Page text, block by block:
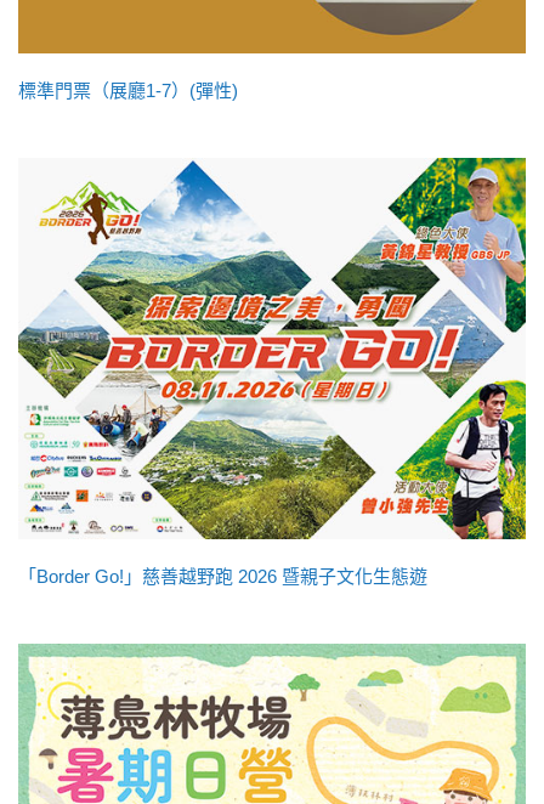
標準門票（展廳1-7）(彈性)
「Border Go!」慈善越野跑 2026 暨親子文化生態遊